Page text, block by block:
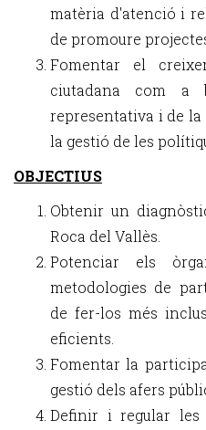
matèria d'atenció i
de promoure
Fomentar el
ciutadana com a
representativa i de
la gestió de les
OBJECTIUS
Obtenir un
Roca del Vallès.
Potenciar els
metodologies de
de fer-los més
eficients.
Fomentar la
gestió dels afers
Definir i regular les